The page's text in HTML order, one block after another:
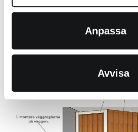
Anpassa
Avvisa
oder använd spikpistol.
löpmeter). Kapa listerna
spikpistol.